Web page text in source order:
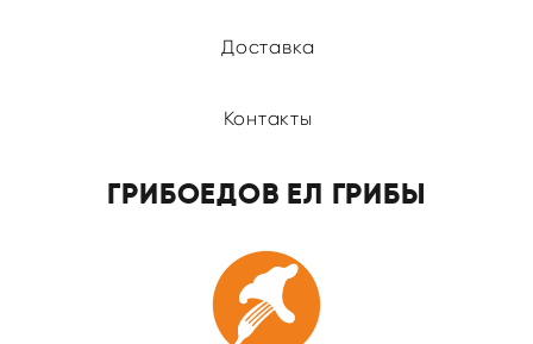
Доставка
Контакты
ГРИБОЕДОВ ЕЛ ГРИБЫ